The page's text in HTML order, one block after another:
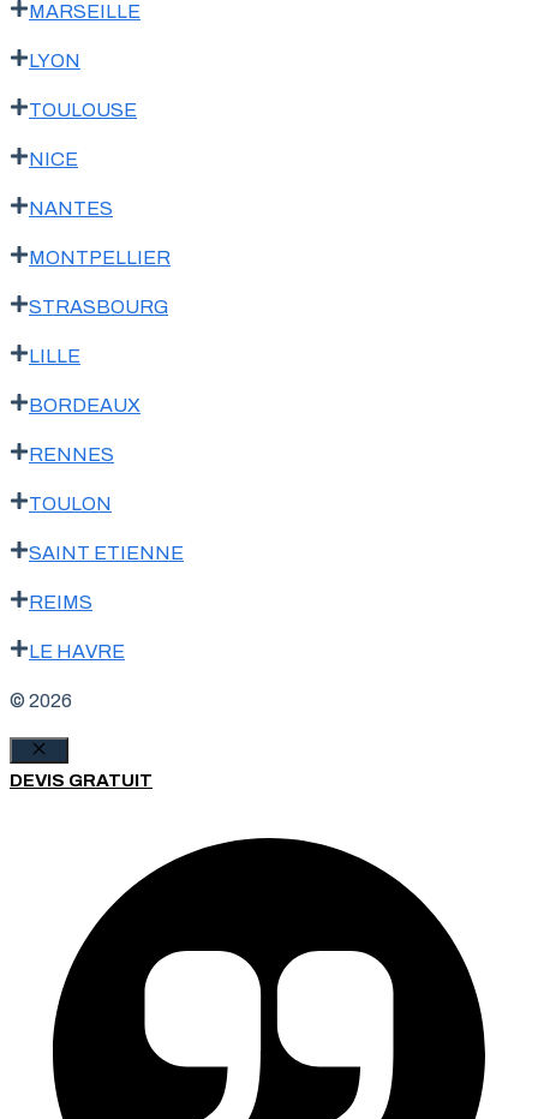
MARSEILLE
LYON
TOULOUSE
NICE
NANTES
MONTPELLIER
STRASBOURG
LILLE
BORDEAUX
RENNES
TOULON
SAINT ETIENNE
REIMS
LE HAVRE
© 2026
Fermer
DEVIS GRATUIT